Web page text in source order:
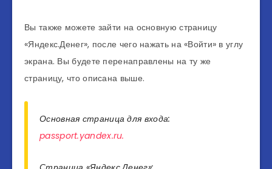
Вы также можете зайти на основную страницу
«Яндекс.Денег», после чего нажать на «Войти» в углу
экрана. Вы будете перенаправлены на ту же
страницу, что описана выше.
Основная страница для входа:
passport.yandex.ru.